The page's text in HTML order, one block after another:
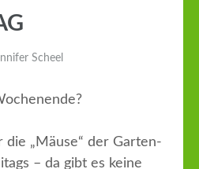
Scheel
die „Mäuse“ der Garten-
– da gibt es keine